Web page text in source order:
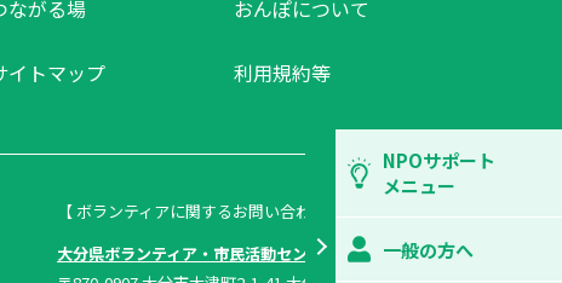
NPOサポート
メニュー
一般の方へ
ながる場 おんぽについて
イトマップ 利用規約等
【 ボランティアに関するお問い合わせ 】
大分県ボランティア・市民活動センター